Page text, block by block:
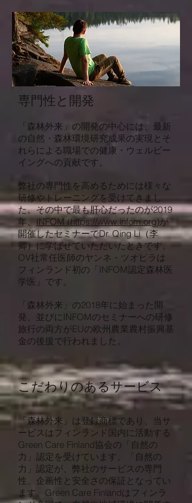
専門性と開発
「森林外来」の開発の中心には、最新
の自然・森林環境研究成果の実現とそ
れらによる職場での健康・ウェルビー
イングへの貢献です。
弊社の専門性を高めるためには様々な
研修やトレーニングを受けてきまし
た。その中で最も肝心だったのが2019
年、 INFOM (https://www.infom.org)が
開催したセミナーでDr. Qing Li（李
卿）に学ばせていただいたときです。
OV社常任医師のヤンネ・ツオビラは
フィンランド初の「INFOM認定森林医
学医」です。
「森林外来」の2018年に始まった開
発、並びにINFOMのセミナーへの研修
旅行の両方がEUの欧州農業農村振興基
金の後援で行われました。
こだわりのあるサービス
「森林外来」は登録商標であり、当サ
ービスはフィンランド国内に活動する
Green Care Finland協会の「自然の
力」認定を受けています。「自然の
力」認定が、弊社のサービスの専門
性、企画性と安全さの保証となってい
ます。Green Care Finlandはフィンラ